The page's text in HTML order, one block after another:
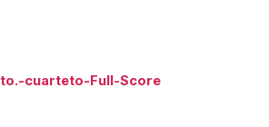
cuarteto-Full-Score